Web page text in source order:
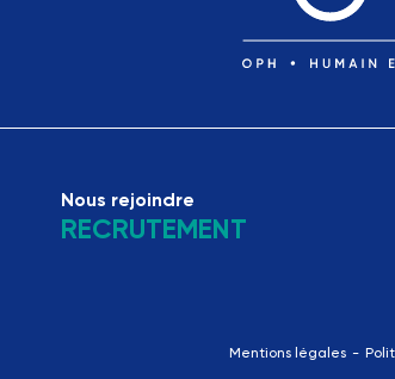
Nous rejoindre
RECRUTEMENT
Mentions légales